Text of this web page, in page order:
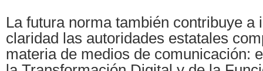
La futura norma también contribuye a
claridad las autoridades estatales
materia de medios de comunicación: